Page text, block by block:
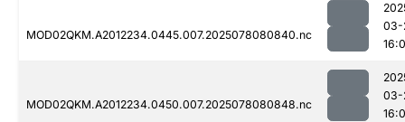
MOD02QKM.A2012234.0445.007.2025078080840.nc
03-
MOD02QKM.A2012234.0450.007.2025078080848.nc
03-